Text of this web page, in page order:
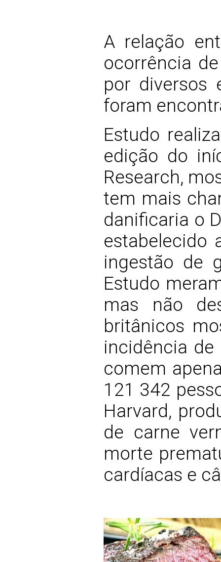
A relação
ocorrência
por diversos
foram
Estudo
edição do
Research,
tem mais
danificaria o
estabelecido
ingestão de
Estudo
mas não
britânicos
incidência
comem
121 342
Harvard,
de carne
morte
cardíacas e